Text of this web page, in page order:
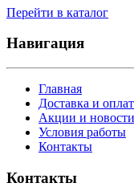
Перейти в каталог
Навигация
Главная
Доставка и
Акции и новости
Условия работы
Контакты
Контакты